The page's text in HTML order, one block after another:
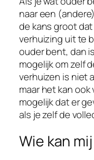
naar een
de kans groot
verhuizing uit te
ouder bent, dan
mogelijk om zelf
verhuizen is niet
maar het kan
mogelijk dat er
als je zelf de
Wie kan